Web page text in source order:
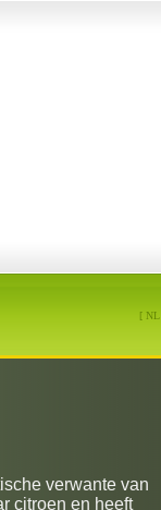
[ NL
verwante van
citroen en heeft